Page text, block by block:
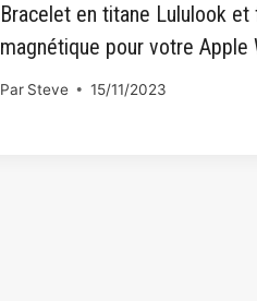
Bracelet en titane Lululook
magnétique pour votre Apple
Par Steve 15/11/2023